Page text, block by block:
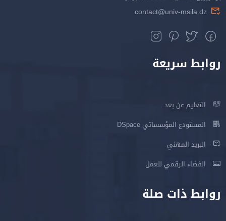
contact@univ-msila.dz
روابط سريعة
التعليم عن بعد
المستودع المؤسساتي DSpace
البريد المهني
الفضاء الرقمي للعمل
روابط ذات صلة